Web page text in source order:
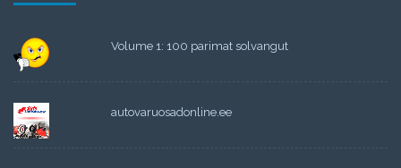
Volume 1: 100 parimat solvangut
autovaruosadonline.ee